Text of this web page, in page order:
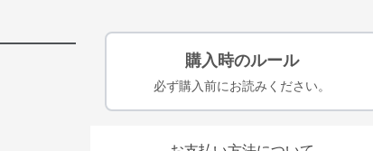
購入時のルール
必ず購入前にお読みください。